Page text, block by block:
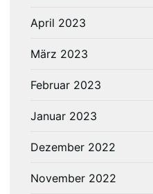
April 2023
März 2023
Februar 2023
Januar 2023
Dezember 2022
November 2022